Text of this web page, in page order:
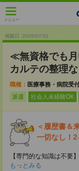
メニュー
掲載日 :2026/07/31
≪無資格でも
カルテの整理
職種： 医療事務・病院受
派遣
社会人未経験OK
＜履歴書＆
一切なし！
【専門的な知識は不要
もっとみる